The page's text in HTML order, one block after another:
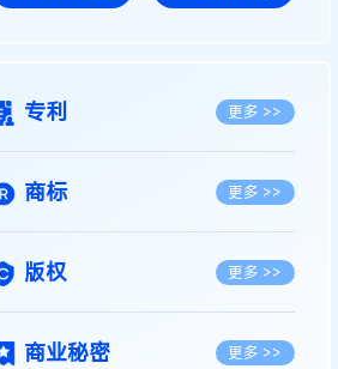
专利 更多 >>
商标 更多 >>
版权 更多 >>
商业秘密 更多 >>